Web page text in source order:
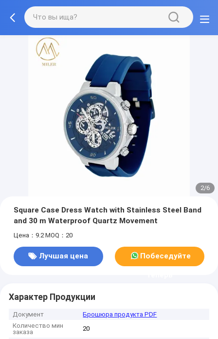
2/6
Square Case Dress Watch with Stainless Steel Band
and 30 m Waterproof Quartz Movement
Цена：9.2 MOQ：20
Лучшая цена Побеседуйте
Характер Продукции
Документ
Брошюра продукта PDF
Количество мин
заказа
20